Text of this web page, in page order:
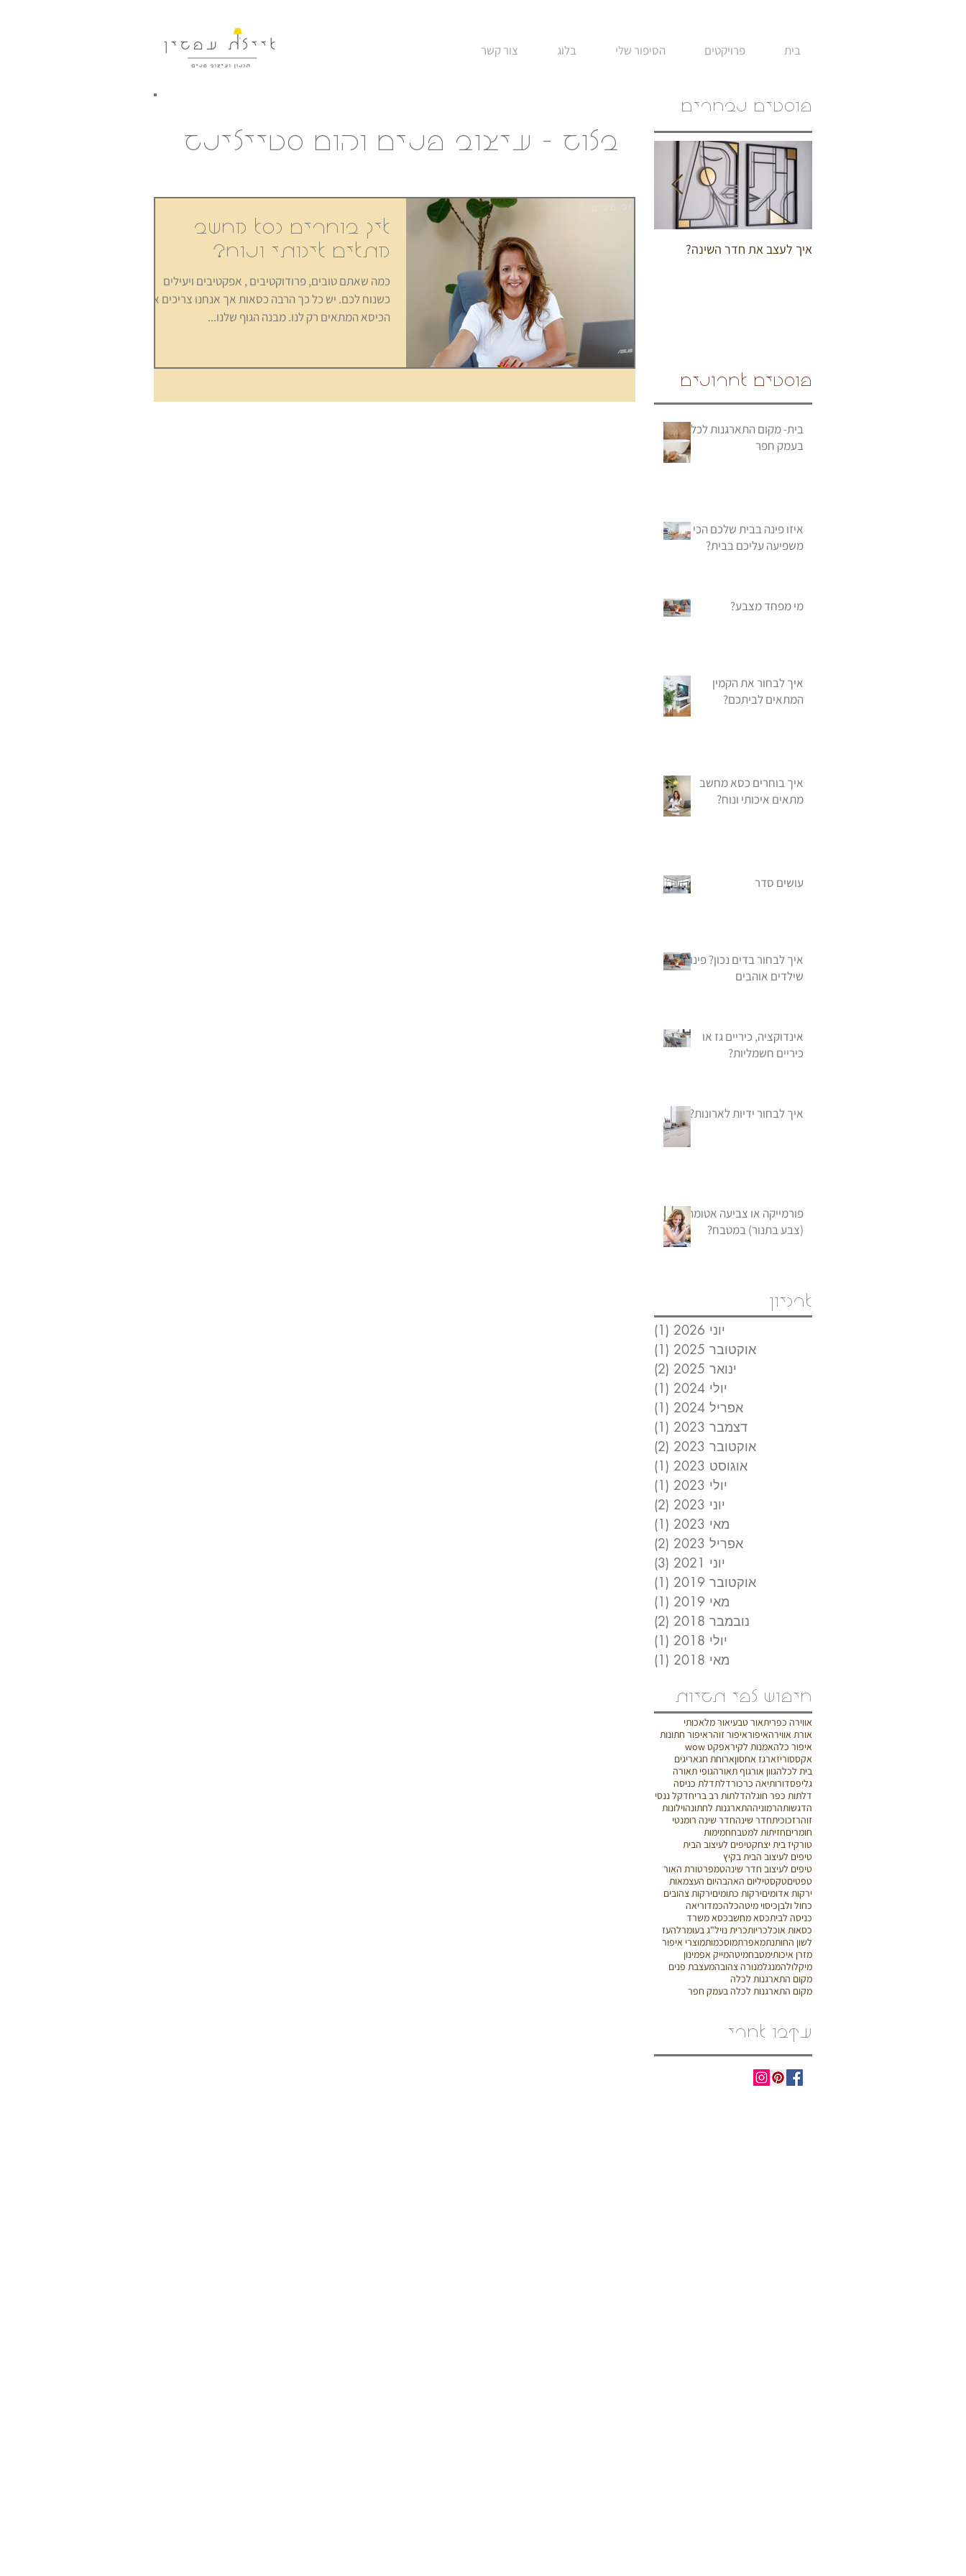
בית פרויקטים הסיפור שלי בלוג צור קשר
בלוג - עיצוב פנים והום סטיילינג
איך בוחרים כסא מחשב
מתאים איכותי ונוח?
כמה שאתם טובים, פרודוקטיבים , אפקטיבים ויעילים
כשנוח לכם. יש כל כך הרבה כסאות אך אנחנו צריכים את
הכיסא המתאים רק לנו. מבנה הגוף שלנו...
פוסטים נבחרים
איך לעצב את חדר השינה?
איך מעצבים מרפסת מפנקת
פוסטים אחרונים
בית- מקום התארגנות לכלה
בעמק חפר
איזו פינה בבית שלכם הכי
משפיעה עליכם בבית?
מי מפחד מצבע?
איך לבחור את הקמין
המתאים לביתכם?
איך בוחרים כסא מחשב
מתאים איכותי ונוח?
עושים סדר
איך לבחור בדים נכון? פינות
שילדים אוהבים
אינדוקציה, כיריים גז או
כיריים חשמליות?
איך לבחור ידיות לארונות?
פורמייקה או צביעה אטומה
(צבע בתנור) במטבח?
ארכיון
יוני 2026 (1)
אוקטובר 2025
(1)
ינואר 2025
(2)
יולי 2024
(1)
אפריל 2024
(1)
דצמבר 2023
(1)
אוקטובר 2023
(2)
אוגוסט 2023
(1)
יולי 2023
(1)
יוני 2023
(2)
מאי 2023
(1)
אפריל 2023
(2)
יוני 2021
(3)
אוקטובר 2019
(1)
מאי 2019
(1)
נובמבר 2018
(2)
יולי 2018
(1)
מאי 2018
(1)
חיפוש לפי תגיות
אווירה כפריתאור טבעיאור מלאכותי
אורת אווירהאיפוראיפור זוהראיפור חתונות
איפור כלהאמנות לקיראפקט wow
אקססוריזארגז אחסוןארוחת חגאריגים
בית לכלהגוון אורגוף תאורהגופי תאורה
גליפסדורותיאה כרכורדלתדלת כניסה
דלתות כפר חוגלהדלתות רב בריחדקל ננסי
הדגשותהרמוניההתארגנות לחתונהוילונות
זוהרזכוכיתחדר שינהחדר שינה רומנטי
חומריםחזיתות למטבחחמימות
טורקיז בית יצחקטיפים לעיצוב הבית
טיפים לעיצוב הבית בקיץ
טיפים לעיצוב חדר שינהטמפרטורת האור
טפטיםטקסטיליום האהבהיום העצמאות
ירקות אדומיםירקות כתומיםירקות צהובים
כחול ולבןכיסוי מיטהכלהכמדוריאה
כניסה לביתכסא מחשבכסא משרד
כסאות אוכלכריותכרית נויל"ג בעומרלהעז
לשון החותנתמאפרתמוסכמותמוצרי איפור
מזרן איכותימטבחמיטהמייק אפמינון
מיקלולהמנגלמנורה צהובהמעצבת פנים
מקום התארגנות לכלה
מקום התארגנות לכלה בעמק חפר
עקבו אחרי